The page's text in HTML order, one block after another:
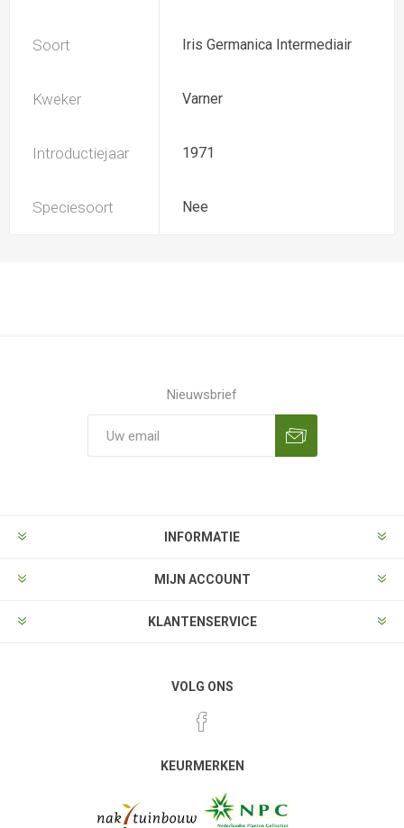
Soort Iris Germanica Intermediair
Kweker Varner
Introductiejaar 1971
Speciesoort Nee
Nieuwsbrief
INFORMATIE
MIJN ACCOUNT
KLANTENSERVICE
VOLG ONS
KEURMERKEN